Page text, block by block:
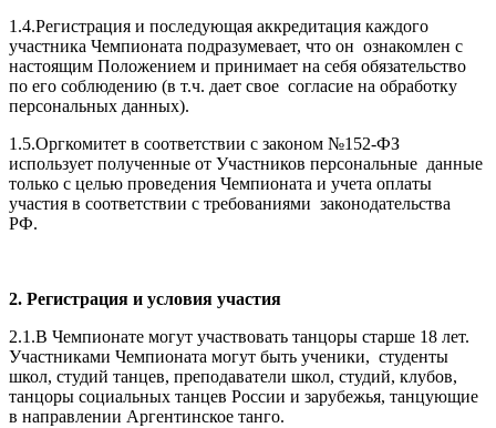
1.4.Регистрация и последующая аккредитация каждого
участника Чемпионата подразумевает, что он ознакомлен с
настоящим Положением и принимает на себя обязательство
по его соблюдению (в т.ч. дает свое согласие на обработку
персональных данных).
1.5.Оргкомитет в соответствии с законом №152-ФЗ
использует полученные от Участников персональные данные
только с целью проведения Чемпионата и учета оплаты
участия в соответствии с требованиями законодательства
РФ.
2. Регистрация и условия участия
2.1.В Чемпионате могут участвовать танцоры старше 18 лет.
Участниками Чемпионата могут быть ученики, студенты
школ, студий танцев, преподаватели школ, студий, клубов,
танцоры социальных танцев России и зарубежья, танцующие
в направлении Аргентинское танго.